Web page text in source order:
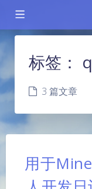
标签：
3 篇文章
用于